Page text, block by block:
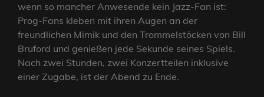
wenn so mancher Anwesende kein Jazz-Fan ist:
Prog-Fans kleben mit ihren Augen an der
freundlichen Mimik und den Trommelstöcken von Bill
Bruford und genießen jede Sekunde seines Spiels.
Nach zwei Stunden, zwei Konzertteilen inklusive
einer Zugabe, ist der Abend zu Ende.